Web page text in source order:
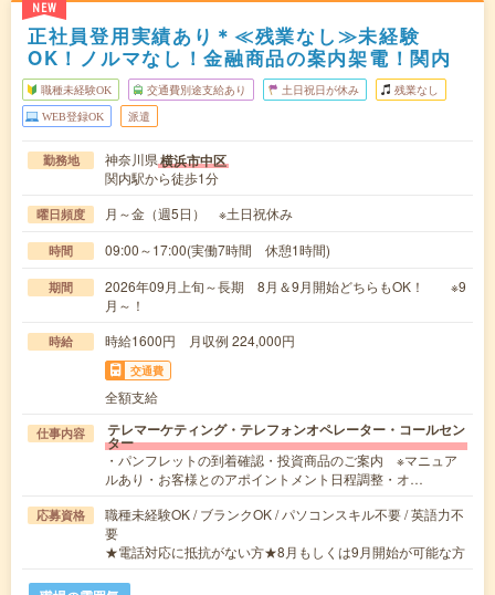
NEW
正社員登用実績あり＊≪残業なし≫未経験
OK！ノルマなし！金融商品の案内架電！関内
職種未経験OK 交通費別途支給あり 土日祝日が休み 残業なし
WEB登録OK 派遣
勤務地 神奈川県横浜市中区
関内駅から徒歩1分
曜日頻度 月～金（週5日） ※土日祝休み
時間 09:00～17:00(実働7時間 休憩1時間)
期間
2026年09月上旬～長期 8月＆9月開始どちらもOK！ ※9
月～！
時給 時給1600円 月収例 224,000円
交通費
全額支給
仕事内容 テレマーケティング・テレフォンオペレーター・コールセン
ター
・パンフレットの到着確認・投資商品のご案内 ※マニュア
ルあり・お客様とのアポイントメント日程調整・オ…
応募資格
職種未経験OK / ブランクOK / パソコンスキル不要 / 英語力不
要
★電話対応に抵抗がない方★8月もしくは9月開始が可能な方